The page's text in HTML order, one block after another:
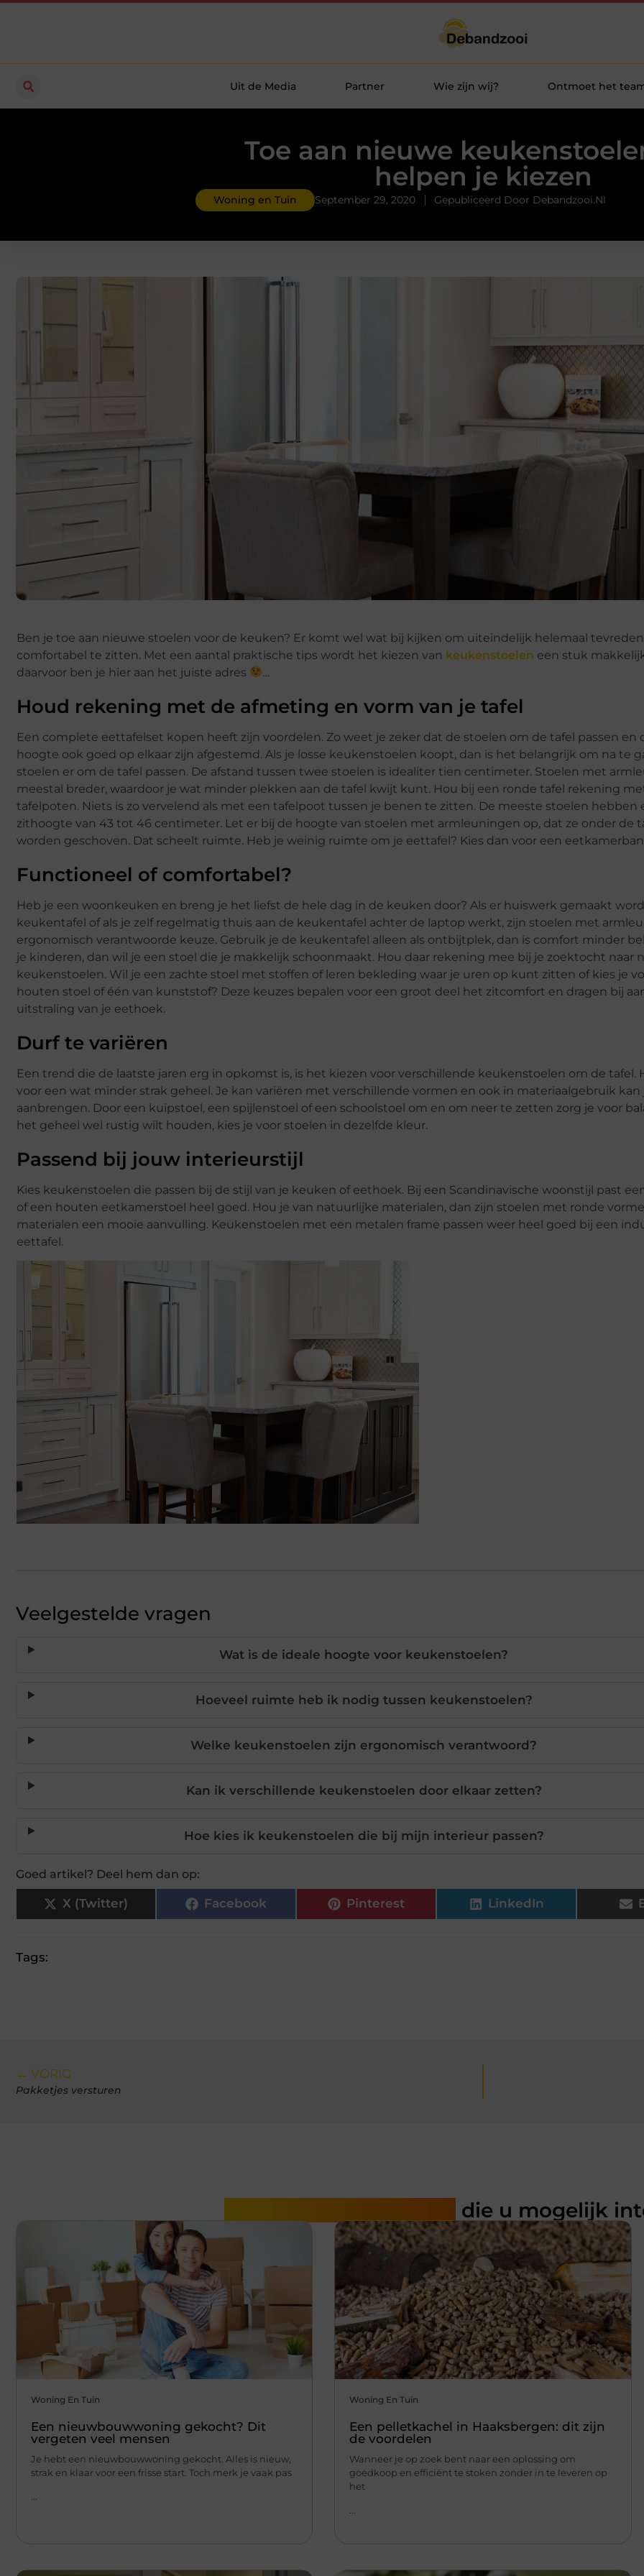
Uit de Media Partner Wie zijn wij? Ontmoet het
Toe aan nieuwe
helpen je kiezen
Woning en Tuin September 29, 2020 Gepubliceerd Door Debandzooi.nl
Ben je toe aan nieuwe stoelen voor de keuken? Er komt wel wat bij kijken om uiteindelijk helemaal
comfortabel te zitten. Met een aantal praktische tips wordt het kiezen van keukenstoelen een stuk
daarvoor ben je hier aan het juiste adres
…
Houd rekening met de afmeting en vorm van je tafel
Een complete eettafelset kopen heeft zijn voordelen. Zo weet je zeker dat de stoelen om de tafel passen en
hoogte ook goed op elkaar zijn afgestemd. Als je losse keukenstoelen koopt, dan is het belangrijk om na te
stoelen er om de tafel passen. De afstand tussen twee stoelen is idealiter tien centimeter. Stoelen met
meestal breder, waardoor je wat minder plekken aan de tafel kwijt kunt. Hou bij een ronde tafel rekening
tafelpoten. Niets is zo vervelend als met een tafelpoot tussen je benen te zitten. De meeste stoelen hebben
zithoogte van 43 tot 46 centimeter. Let er bij de hoogte van stoelen met armleuningen op, dat ze onder de
worden geschoven. Dat scheelt ruimte. Heb je weinig ruimte om je eettafel? Kies dan voor een
Functioneel of comfortabel?
Heb je een woonkeuken en breng je het liefst de hele dag in de keuken door? Als er huiswerk gemaakt
keukentafel of als je zelf regelmatig thuis aan de keukentafel achter de laptop werkt, zijn stoelen met
ergonomisch verantwoorde keuze. Gebruik je de keukentafel alleen als ontbijtplek, dan is comfort minder
je kinderen, dan wil je een stoel die je makkelijk schoonmaakt. Hou daar rekening mee bij je zoektocht naar
keukenstoelen. Wil je een zachte stoel met stoffen of leren bekleding waar je uren op kunt zitten of kies je
houten stoel of één van kunststof? Deze keuzes bepalen voor een groot deel het zitcomfort en dragen bij
uitstraling van je eethoek.
Durf te variëren
Een trend die de laatste jaren erg in opkomst is, is het kiezen voor verschillende keukenstoelen om de tafel.
voor een wat minder strak geheel. Je kan variëren met verschillende vormen en ook in materiaalgebruik kan
aanbrengen. Door een kuipstoel, een spijlenstoel of een schoolstoel om en om neer te zetten zorg je voor
het geheel wel rustig wilt houden, kies je voor stoelen in dezelfde kleur.
Passend bij jouw interieurstijl
Kies keukenstoelen die passen bij de stijl van je keuken of eethoek. Bij een Scandinavische woonstijl past
of een houten eetkamerstoel heel goed. Hou je van natuurlijke materialen, dan zijn stoelen met ronde
materialen een mooie aanvulling. Keukenstoelen met een metalen frame passen weer heel goed bij een
eettafel.
Veelgestelde vragen
Wat is de ideale hoogte voor keukenstoelen?
Hoeveel ruimte heb ik nodig tussen keukenstoelen?
Welke keukenstoelen zijn ergonomisch verantwoord?
Kan ik verschillende keukenstoelen door elkaar zetten?
Hoe kies ik keukenstoelen die bij mijn interieur passen?
Goed artikel? Deel hem dan op:
X (Twitter) Facebook Pinterest LinkedIn
Tags:
← VORIG
Pakketjes versturen
die u mogelijk
Woning En Tuin
Een nieuwbouwwoning gekocht? Dit
vergeten veel mensen
Je hebt een nieuwbouwwoning gekocht. Alles is nieuw,
strak en klaar voor een frisse start. Toch merk je vaak pas
...
Woning En Tuin
Een pelletkachel in Haaksbergen: dit zijn
de voordelen
Wanneer je op zoek bent naar een oplossing om
goedkoop en efficiënt te stoken zonder in te leveren op
het
...